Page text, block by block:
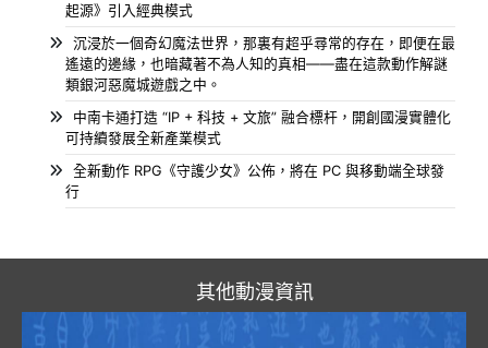
起源》引入經典模式
沉浸於一個奇幻魔法世界，那裏有超乎尋常的存在，即便在最
遙遠的邊緣，也暗藏著不為人知的真相——盡在這款動作解謎
類銀河惡魔城遊戲之中。
中南卡通打造 “IP + 科技 + 文旅” 融合標杆，開創國漫實體化
可持續發展全新產業模式
全新動作 RPG《守護少女》公佈，將在 PC 與移動端全球發
行
其他動漫資訊